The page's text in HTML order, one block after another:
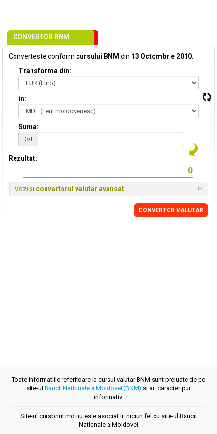
CONVERTOR BNM
Converteste conform cursului BNM din 13 Octombrie 2010:
Transforma din:
in:
Suma:
Rezultat:
Vezi si convertorul valutar avansat
CONVERTOR VALUTAR
Toate informatiile referitoare la cursul valutar BNM sunt preluate de pe
site-ul Bancii Nationale a Moldovei (BNM) si au caracter pur
informativ.
Site-ul cursbnm.md nu este asociat in niciun fel cu site-ul Bancii
Nationale a Moldovei